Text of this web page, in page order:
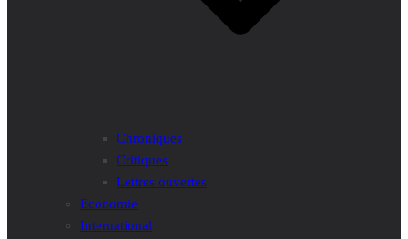
Chroniques
Critiques
Lettres ouvertes
Economie
International